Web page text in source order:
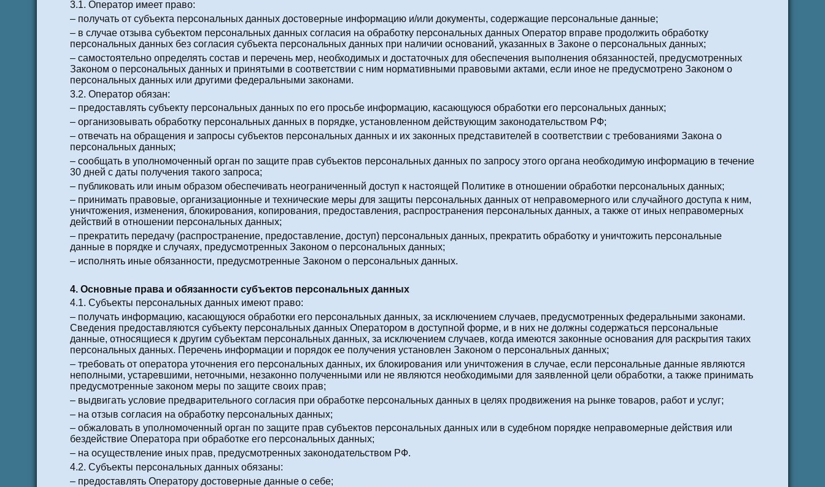
3.1. Оператор имеет право:
– получать от субъекта персональных данных достоверные информацию и/или документы, содержащие персональные данные;
– в случае отзыва субъектом персональных данных согласия на обработку персональных данных Оператор вправе продолжить обработку
персональных данных без согласия субъекта персональных данных при наличии оснований, указанных в Законе о персональных данных;
– самостоятельно определять состав и перечень мер, необходимых и достаточных для обеспечения выполнения обязанностей, предусмотренных
Законом о персональных данных и принятыми в соответствии с ним нормативными правовыми актами, если иное не предусмотрено Законом о
персональных данных или другими федеральными законами.
3.2. Оператор обязан:
– предоставлять субъекту персональных данных по его просьбе информацию, касающуюся обработки его персональных данных;
– организовывать обработку персональных данных в порядке, установленном действующим законодательством РФ;
– отвечать на обращения и запросы субъектов персональных данных и их законных представителей в соответствии с требованиями Закона о
персональных данных;
– сообщать в уполномоченный орган по защите прав субъектов персональных данных по запросу этого органа необходимую информацию в течение
30 дней с даты получения такого запроса;
– публиковать или иным образом обеспечивать неограниченный доступ к настоящей Политике в отношении обработки персональных данных;
– принимать правовые, организационные и технические меры для защиты персональных данных от неправомерного или случайного доступа к ним,
уничтожения, изменения, блокирования, копирования, предоставления, распространения персональных данных, а также от иных неправомерных
действий в отношении персональных данных;
– прекратить передачу (распространение, предоставление, доступ) персональных данных, прекратить обработку и уничтожить персональные
данные в порядке и случаях, предусмотренных Законом о персональных данных;
– исполнять иные обязанности, предусмотренные Законом о персональных данных.
4. Основные права и обязанности субъектов персональных данных
4.1. Субъекты персональных данных имеют право:
– получать информацию, касающуюся обработки его персональных данных, за исключением случаев, предусмотренных федеральными законами.
Сведения предоставляются субъекту персональных данных Оператором в доступной форме, и в них не должны содержаться персональные
данные, относящиеся к другим субъектам персональных данных, за исключением случаев, когда имеются законные основания для раскрытия таких
персональных данных. Перечень информации и порядок ее получения установлен Законом о персональных данных;
– требовать от оператора уточнения его персональных данных, их блокирования или уничтожения в случае, если персональные данные являются
неполными, устаревшими, неточными, незаконно полученными или не являются необходимыми для заявленной цели обработки, а также принимать
предусмотренные законом меры по защите своих прав;
– выдвигать условие предварительного согласия при обработке персональных данных в целях продвижения на рынке товаров, работ и услуг;
– на отзыв согласия на обработку персональных данных;
– обжаловать в уполномоченный орган по защите прав субъектов персональных данных или в судебном порядке неправомерные действия или
бездействие Оператора при обработке его персональных данных;
– на осуществление иных прав, предусмотренных законодательством РФ.
4.2. Субъекты персональных данных обязаны:
– предоставлять Оператору достоверные данные о себе;